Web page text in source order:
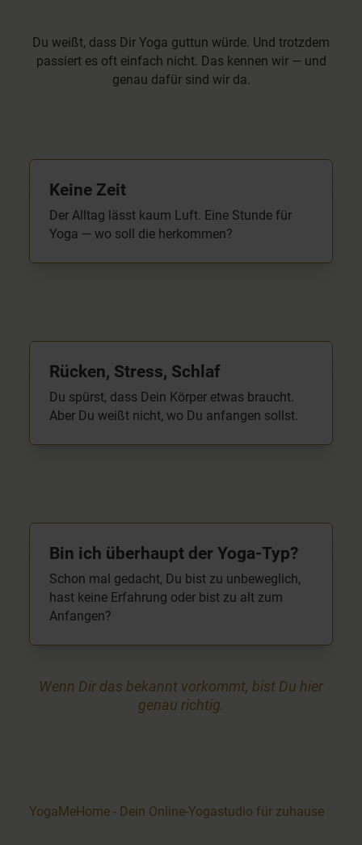
Du weißt, dass Dir Yoga guttun würde. Und trotzdem
passiert es oft einfach nicht. Das kennen wir — und
genau dafür sind wir da.
Keine Zeit
Der Alltag lässt kaum Luft. Eine Stunde für
Yoga — wo soll die herkommen?
Rücken, Stress, Schlaf
Du spürst, dass Dein Körper etwas braucht.
Aber Du weißt nicht, wo Du anfangen sollst.
Bin ich überhaupt der Yoga-Typ?
Schon mal gedacht, Du bist zu unbeweglich,
hast keine Erfahrung oder bist zu alt zum
Anfangen?
Wenn Dir das bekannt vorkommt, bist Du hier
genau richtig.
YogaMeHome - Dein Online-Yogastudio für zuhause